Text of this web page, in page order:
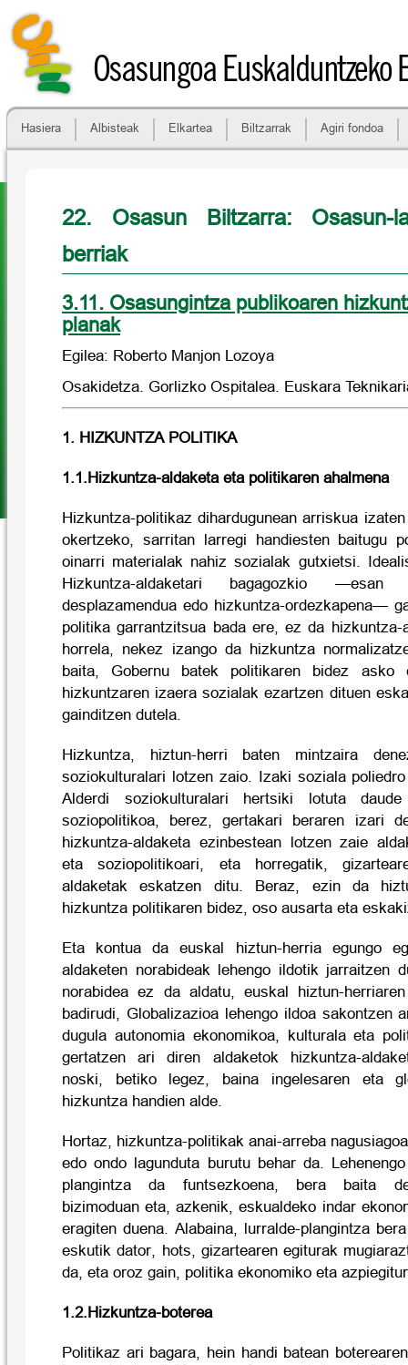
Osasungoa Euskalduntzeko
Hasiera Albisteak Elkartea Biltzarrak Agiri fondoa
22. Osasun Biltzarra: Osasun-
berriak
3.11. Osasungintza publikoaren
planak
Egilea: Roberto Manjon Lozoya
Osakidetza. Gorlizko Ospitalea. Euskara
1. HIZKUNTZA POLITIKA
1.1.Hizkuntza-aldaketa eta politikaren ahalmena
Hizkuntza-politikaz dihardugunean arriskua
okertzeko, sarritan larregi handiesten baitugu
oinarri materialak nahiz sozialak gutxietsi.
Hizkuntza-aldaketari bagagozkio —esan
desplazamendua edo hizkuntza-ordezkapena—
politika garrantzitsua bada ere, ez da hizkuntza-
horrela, nekez izango da hizkuntza
baita, Gobernu batek politikaren bidez asko
hizkuntzaren izaera sozialak ezartzen dituen
gainditzen dutela.
Hizkuntza, hiztun-herri baten mintzaira
soziokulturalari lotzen zaio. Izaki soziala
Alderdi soziokulturalari hertsiki lotuta daude
soziopolitikoa, berez, gertakari beraren izari
hizkuntza-aldaketa ezinbestean lotzen zaie
eta soziopolitikoari, eta horregatik,
aldaketak eskatzen ditu. Beraz, ezin da
hizkuntza politikaren bidez, oso ausarta eta
Eta kontua da euskal hiztun-herria egungo
aldaketen norabideak lehengo ildotik jarraitzen
norabidea ez da aldatu, euskal hiztun-
badirudi, Globalizazioa lehengo ildoa sakontzen
dugula autonomia ekonomikoa, kulturala eta
gertatzen ari diren aldaketok hizkuntza-
noski, betiko legez, baina ingelesaren eta
hizkuntza handien alde.
Hortaz, hizkuntza-politikak anai-arreba
edo ondo lagunduta burutu behar da.
plangintza da funtsezkoena, bera baita
bizimoduan eta, azkenik, eskualdeko indar
eragiten duena. Alabaina, lurralde-plangintza
eskutik dator, hots, gizartearen egiturak
da, eta oroz gain, politika ekonomiko eta
1.2.Hizkuntza-boterea
Politikaz ari bagara, hein handi batean